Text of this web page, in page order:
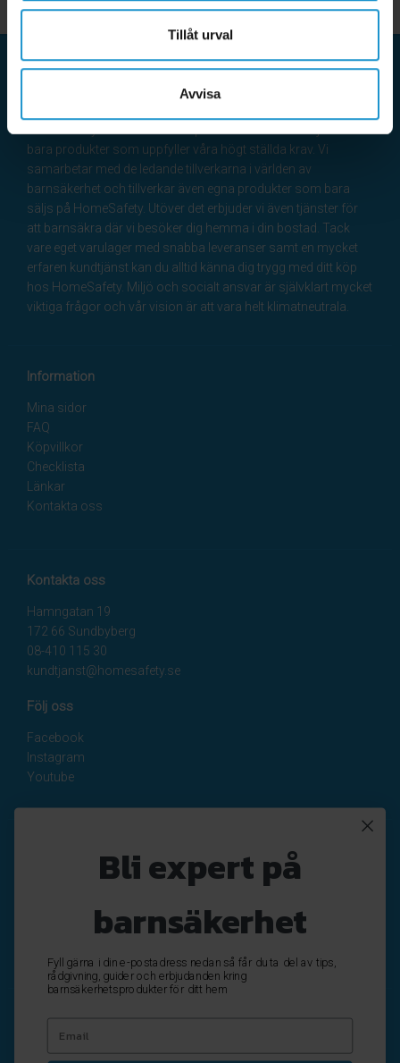
Tillåt urval
Avvisa
bara produkter som uppfyller våra högt ställda krav. Vi
samarbetar med de ledande tillverkarna i världen av
barnsäkerhet och tillverkar även egna produkter som bara
säljs på HomeSafety. Utöver det erbjuder vi även tjänster för
att barnsäkra där vi besöker dig hemma i din bostad. Tack
vare eget varulager med snabba leveranser samt en mycket
erfaren kundtjänst kan du alltid känna dig trygg med ditt köp
hos HomeSafety. Miljö och socialt ansvar är självklart mycket
viktiga frågor och vår vision är att vara helt klimatneutrala.
Information
Mina sidor
FAQ
Köpvillkor
Checklista
Länkar
Kontakta oss
Kontakta oss
Hamngatan 19
172 66 Sundbyberg
08-410 115 30
kundtjanst@homesafety.se
Följ oss
Facebook
Instagram
Youtube
Nyhetsbrev
Avregistrera
Bli expert på
barnsäkerhet
Fyll gärna i din e-postadress nedan så får du ta del av tips,
rådgivning, guider och erbjudanden kring
barnsäkerhetsprodukter för ditt hem